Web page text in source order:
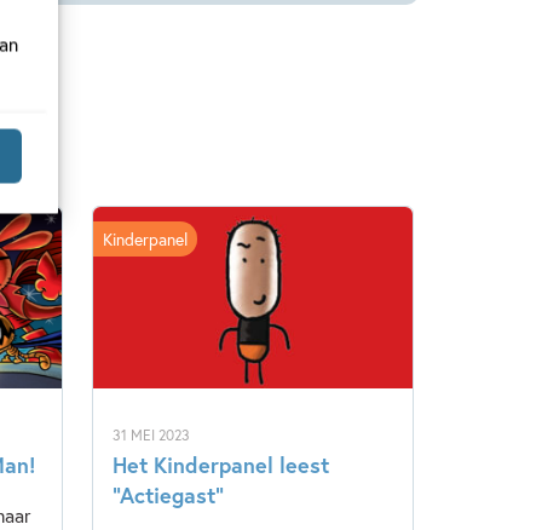
31 MEI 2023
Het Kinderpanel leest
“Actiegast”
Kinderpanel